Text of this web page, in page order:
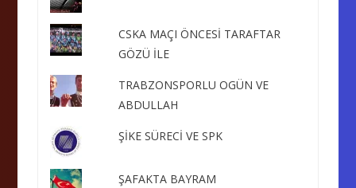
CSKA MAÇI ÖNCESİ TARAFTAR
GÖZÜ İLE
TRABZONSPORLU OGÜN VE
ABDULLAH
ŞİKE SÜRECİ VE SPK
ŞAFAKTA BAYRAM